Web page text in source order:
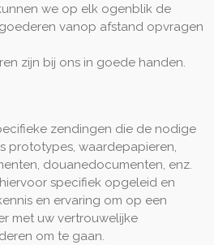
we op elk ogenblik de
vanop afstand opvragen
zijn bij ons in goede handen.
zendingen die de nodige
prototypes, waardepapieren,
douanedocumenten, enz.
specifiek opgeleid en
en ervaring om op een
met uw vertrouwelijke
om te gaan.